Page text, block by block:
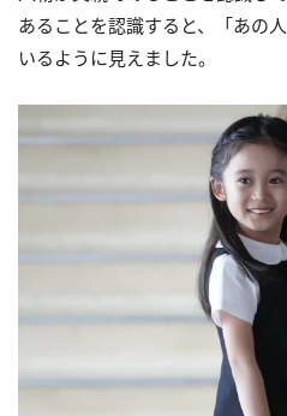
あることを認識すると、「あの
いるように見えました。